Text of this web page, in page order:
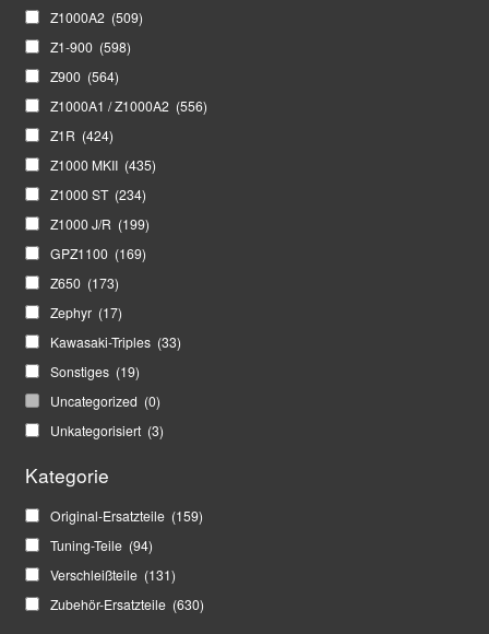
Z1000A2 (509)
Z1-900 (598)
Z900 (564)
Z1000A1 / Z1000A2 (556)
Z1R (424)
Z1000 MKII (435)
Z1000 ST (234)
Z1000 J/R (199)
GPZ1100 (169)
Z650 (173)
Zephyr (17)
Kawasaki-Triples (33)
Sonstiges (19)
Uncategorized (0)
Unkategorisiert (3)
Kategorie
Original-Ersatzteile (159)
Tuning-Teile (94)
Verschleißteile (131)
Zubehör-Ersatzteile (630)